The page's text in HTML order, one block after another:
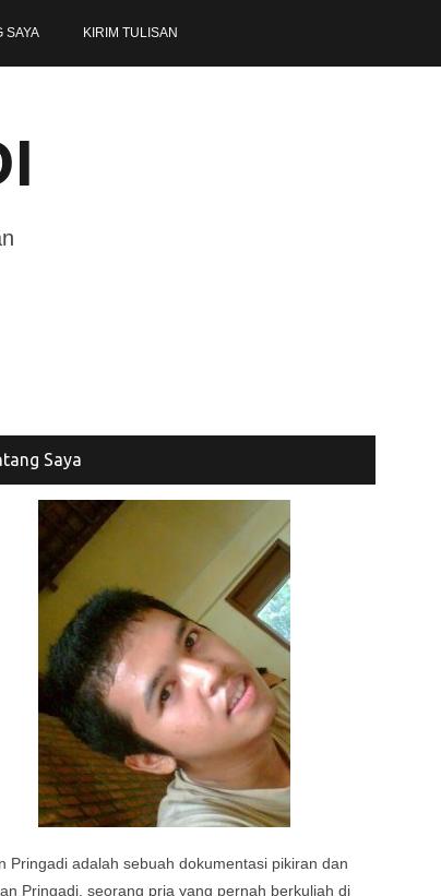
SAYA KIRIM TULISAN
Saya
Pringadi adalah sebuah dokumentasi pikiran dan
Pringadi, seorang pria yang pernah berkuliah di